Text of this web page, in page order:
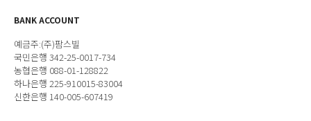
BANK ACCOUNT
예금주:(주)팜스빌
국민은행 342-25-0017-734
농협은행 088-01-128822
하나은행 225-910015-83004
신한은행 140-005-607419